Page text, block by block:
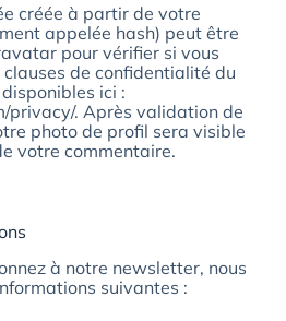
créée à partir de votre
appelée hash) peut être
pour vérifier si vous
de confidentialité du
ici :
privacy/. Après validation de
photo de profil sera visible
votre commentaire.
à notre newsletter, nous
suivantes :